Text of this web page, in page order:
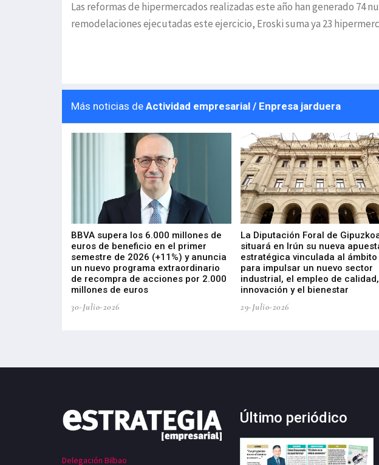
Las reformas de hipermercados realizadas este año han generado 74
remodelaciones ejecutadas este ejercicio, Eroski suma ya 23
Más noticias de Actividad empresarial / Enpresa jarduera
BBVA supera los 6.000 millones de
euros de beneficio en el primer
semestre de 2026 (+11%) y anuncia
un nuevo programa extraordinario
de recompra de acciones por 2.000
millones de euros
30-Julio-2026
La Diputación Foral de
situará en Irún su nueva
estratégica vinculada al ámbito
para impulsar un nuevo sector
industrial, el empleo de
innovación y el bienestar
29-Julio-2026
Delegación Bilbao
Último periódico